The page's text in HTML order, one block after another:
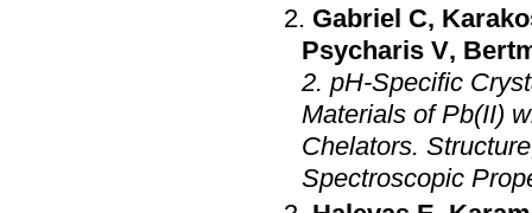
Gabriel C,
Psycharis V,
2. pH-Specific
Materials of Pb(II)
Chelators. Structure, Architecture-Lattice Dimensionality, and Electronic
Spectroscopic